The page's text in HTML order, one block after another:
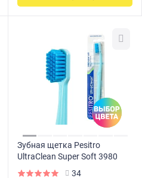
Зубная щетка Pesitro
UltraClean Super Soft 3980
34